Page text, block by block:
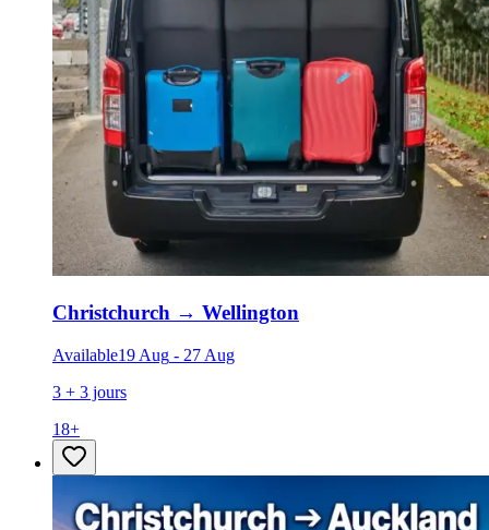
Christchurch → Wellington
Available19 Aug - 27 Aug
3 + 3 jours
18+